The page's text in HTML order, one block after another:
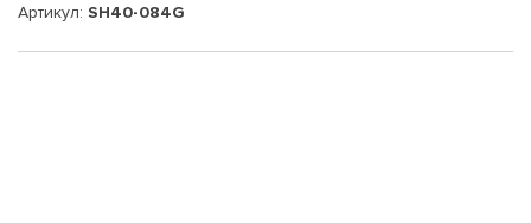
Артикул: SH40-084G